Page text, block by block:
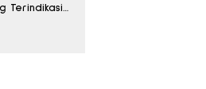
Terindikasi